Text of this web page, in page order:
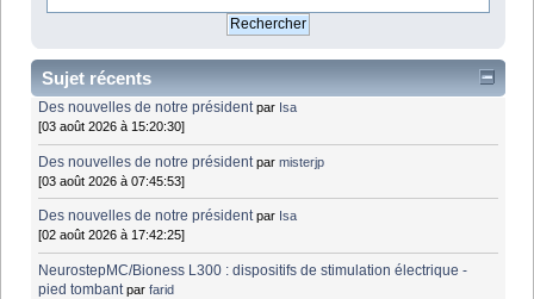
Sujet récents
Des nouvelles de notre président par Isa
[03 août 2026 à 15:20:30]
Des nouvelles de notre président parmisterjp
[03 août 2026 à 07:45:53]
Des nouvelles de notre président par Isa
[02 août 2026 à 17:42:25]
NeurostepMC/Bioness L300 : dispositifs de stimulation électrique -
pied tombant parfarid